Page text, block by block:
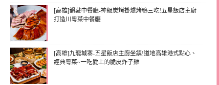
[高雄]韻藏中餐廳-神級炭烤掛爐烤鴨三吃!五星飯店主廚
打造川粵菜中餐廳
[高雄]九龍城寨-五星飯店主廚坐鎮!道地高雄港式點心、
經典粵菜~一吃愛上的脆皮炸子雞